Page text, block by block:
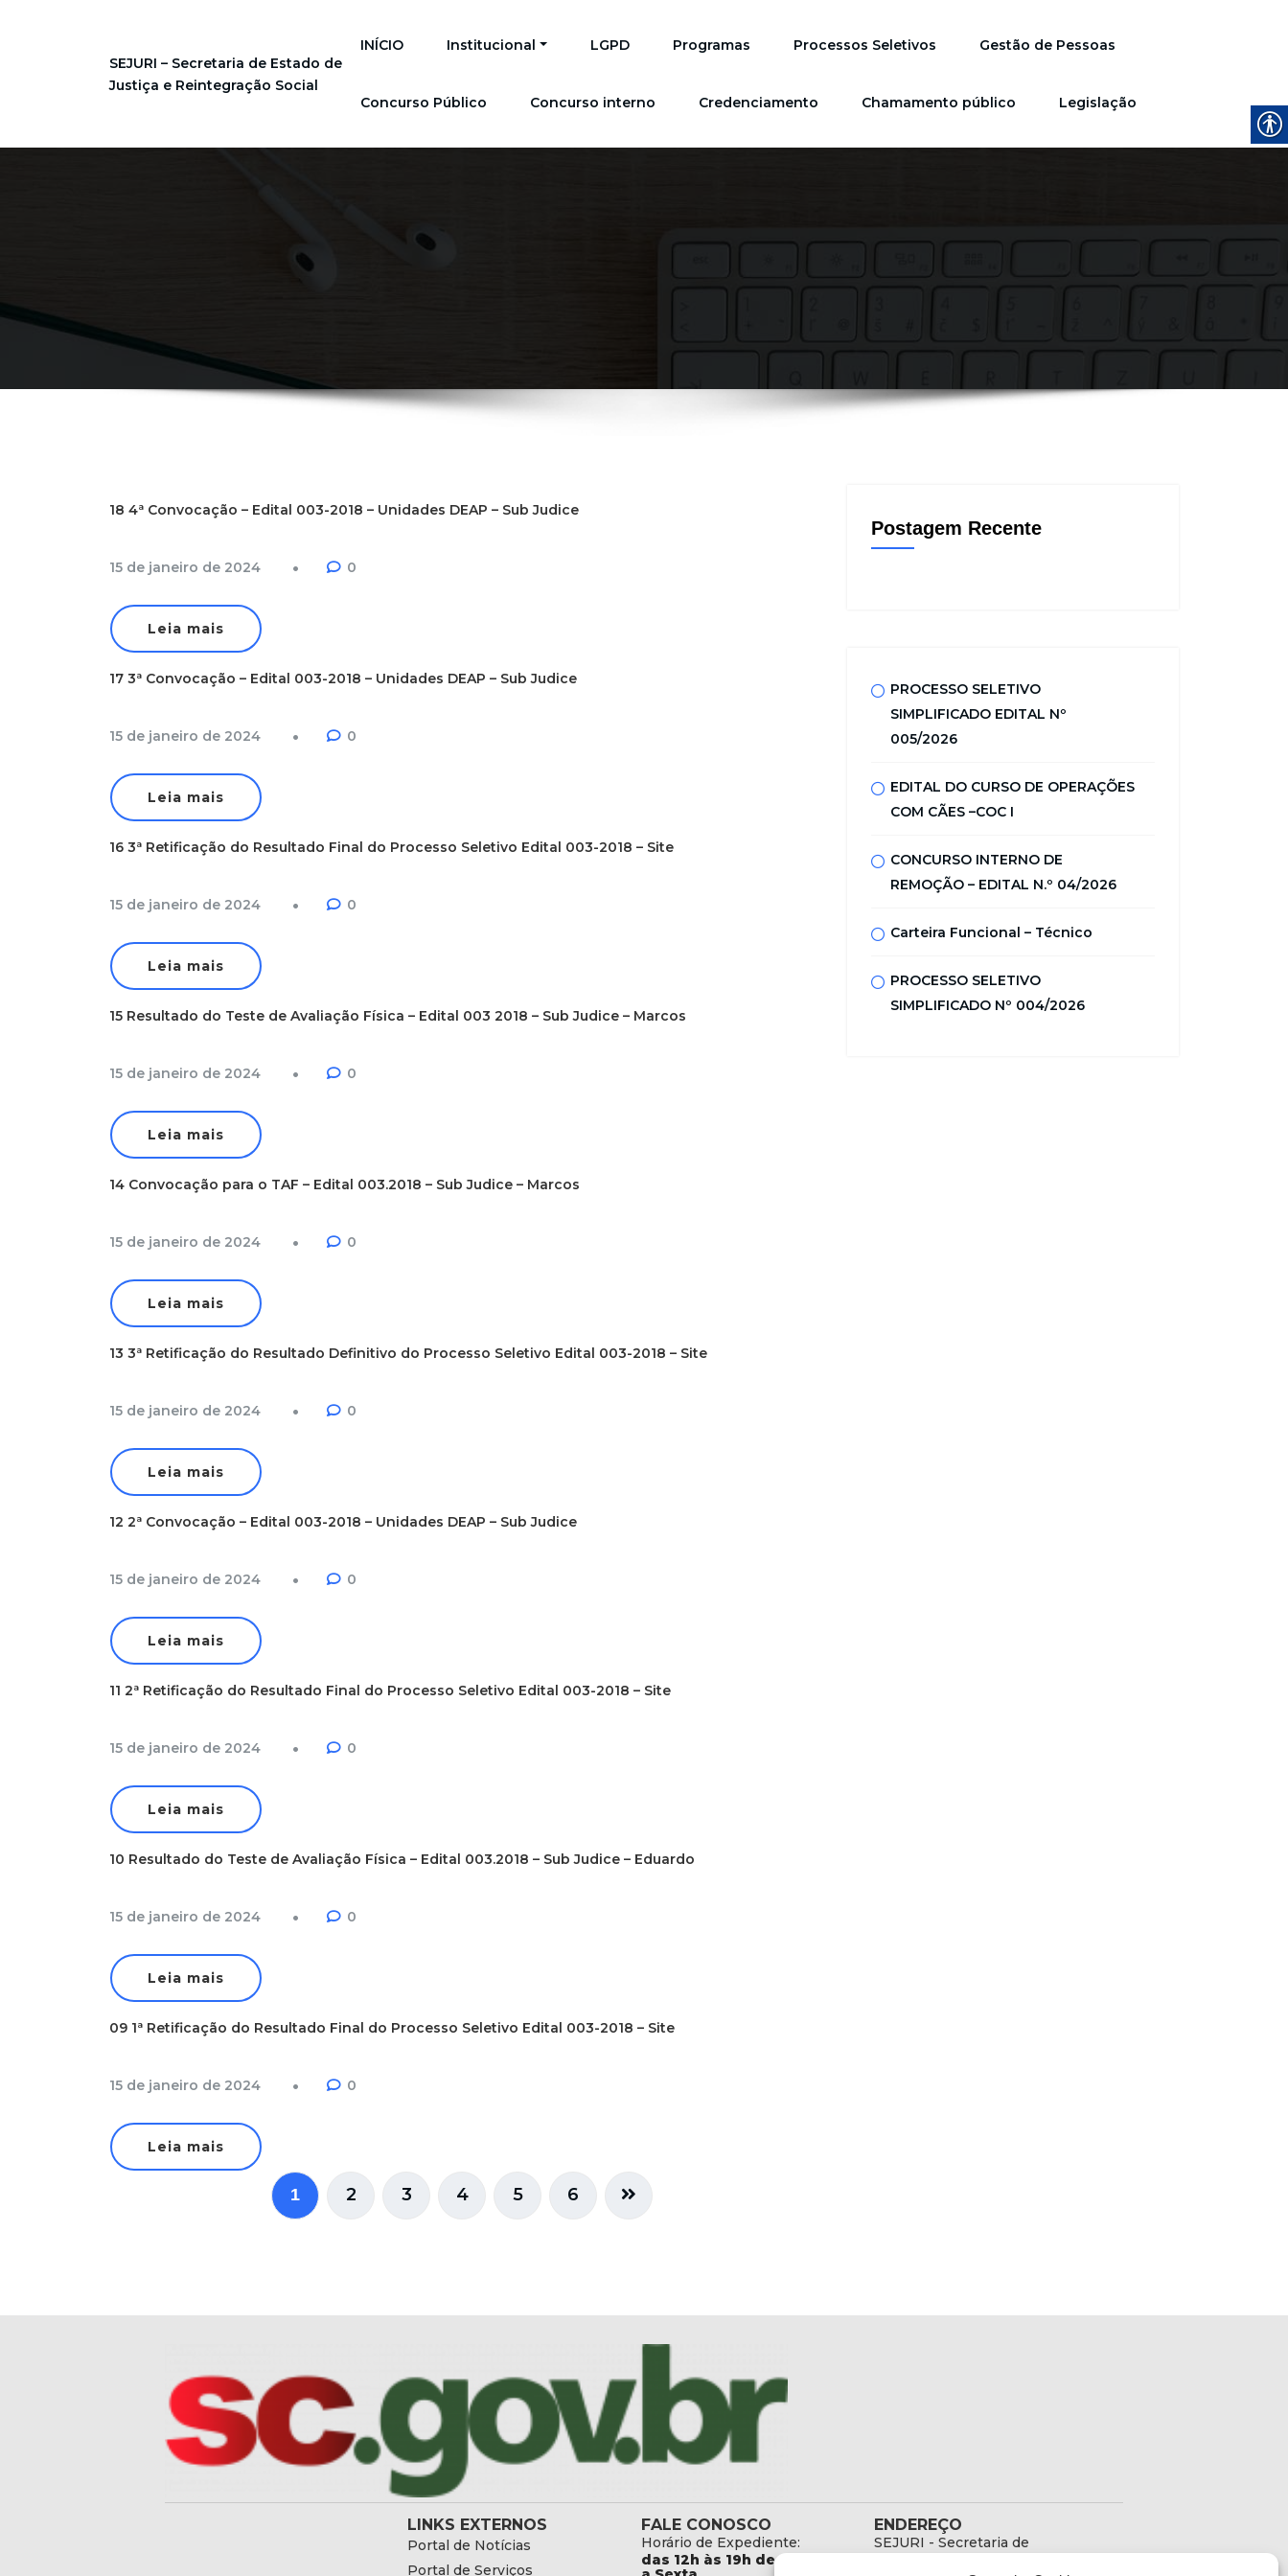
SEJURI – Secretaria de Estado de
Justiça e Reintegração Social
INÍCIO Institucional LGPD Programas Processos Seletivos Gestão de Pessoas
Concurso Público Concurso interno Credenciamento Chamamento público Legislação
18 4ª Convocação – Edital 003-2018 – Unidades DEAP – Sub Judice
15 de janeiro de 2024 0
Leia mais
17 3ª Convocação – Edital 003-2018 – Unidades DEAP – Sub Judice
15 de janeiro de 2024 0
Leia mais
16 3ª Retificação do Resultado Final do Processo Seletivo Edital 003-2018 – Site
15 de janeiro de 2024 0
Leia mais
15 Resultado do Teste de Avaliação Física – Edital 003 2018 – Sub Judice – Marcos
15 de janeiro de 2024 0
Leia mais
14 Convocação para o TAF – Edital 003.2018 – Sub Judice – Marcos
15 de janeiro de 2024 0
Leia mais
13 3ª Retificação do Resultado Definitivo do Processo Seletivo Edital 003-2018 – Site
15 de janeiro de 2024 0
Leia mais
12 2ª Convocação – Edital 003-2018 – Unidades DEAP – Sub Judice
15 de janeiro de 2024 0
Leia mais
11 2ª Retificação do Resultado Final do Processo Seletivo Edital 003-2018 – Site
15 de janeiro de 2024 0
Leia mais
10 Resultado do Teste de Avaliação Física – Edital 003.2018 – Sub Judice – Eduardo
15 de janeiro de 2024 0
Leia mais
09 1ª Retificação do Resultado Final do Processo Seletivo Edital 003-2018 – Site
15 de janeiro de 2024 0
Leia mais
1 2 3 4 5 6
Postagem Recente
PROCESSO SELETIVO
SIMPLIFICADO EDITAL Nº
005/2026
EDITAL DO CURSO DE OPERAÇÕES
COM CÃES –COC I
CONCURSO INTERNO DE
REMOÇÃO – EDITAL N.º 04/2026
Carteira Funcional – Técnico
PROCESSO SELETIVO
SIMPLIFICADO Nº 004/2026
LINKS EXTERNOS
Portal de Notícias
Portal de Serviços
FALE CONOSCO
Horário de Expediente:
das 12h às 19h de Segunda
ENDEREÇO
SEJURI - Secretaria de